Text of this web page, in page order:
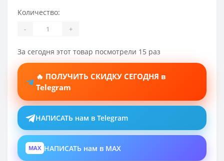
Количество:
- +
За сегодня этот товар посмотрели 15 раз
🔥 ПОЛУЧИТЬ СКИДКУ СЕГОДНЯ в
Telegram
НАПИСАТЬ нам в Telegram
MAX НАПИСАТЬ нам в MAX